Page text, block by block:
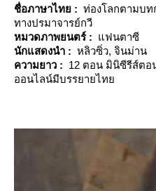
ชื่อภาษาไทย : ท่องโลกตามบท
ทางปรมาจารย์กวี
หมวดภาพยนตร์: ฟนตาซี
นักแสดงนำ : หลิวซิ่ว, จินม่าน
ความยาว : 12 ตอน มินิซีรีส์ตอ
ออนไลน์มีบรรยายไท